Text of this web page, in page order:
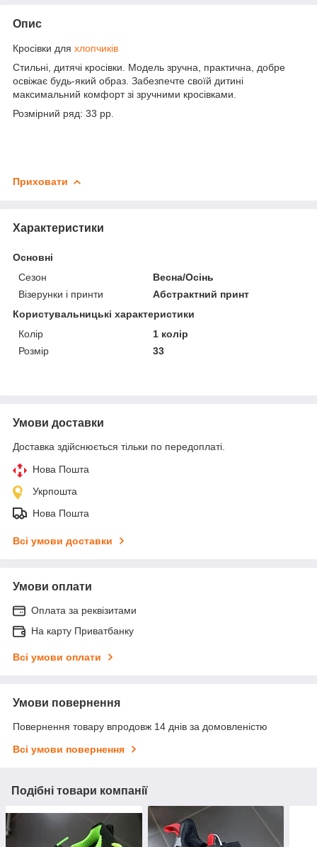
Опис
Кросівки для хлопчиків
Стильні, дитячі кросівки. Модель зручна, практична, добре
освіжає будь-який образ. Забезпечте своїй дитині
максимальний комфорт зі зручними кросівками.
Розмірний ряд: 33 рр.
Приховати
Характеристики
Основні
Сезон
Весна/Осінь
Візерунки і принти
Абстрактний принт
Користувальницькі характеристики
Колір
1 колір
Розмір
33
Умови доставки
Доставка здійснюється тільки по передоплаті.
Нова Пошта
Укрпошта
Нова Пошта
Всі умови доставки
Умови оплати
Оплата за реквізитами
На карту Приватбанку
Всі умови оплати
Умови повернення
Повернення товару впродовж 14 днів за домовленістю
Всі умови повернення
Подібні товари компанії